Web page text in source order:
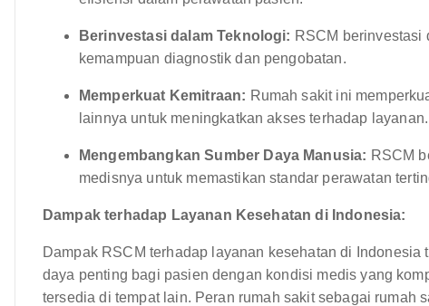
Berinvestasi dalam Teknologi: RSCM berinvestasi
kemampuan diagnostik dan pengobatan.
Memperkuat Kemitraan: Rumah sakit ini
lainnya untuk meningkatkan akses terhadap layanan.
Mengembangkan Sumber Daya Manusia: RSCM
medisnya untuk memastikan standar perawatan
Dampak terhadap Layanan Kesehatan di Indonesia:
Dampak RSCM terhadap layanan kesehatan di
daya penting bagi pasien dengan kondisi medis yang
tersedia di tempat lain. Peran rumah sakit sebagai rumah